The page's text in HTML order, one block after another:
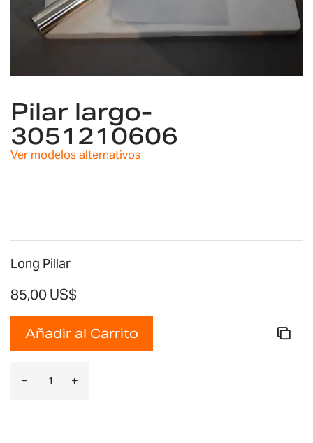
comienzo
de
la
galería
Pilar largo-
3051210606
Ver modelos alternativos
Long Pillar
85,00 US$
Añadir al Carrito